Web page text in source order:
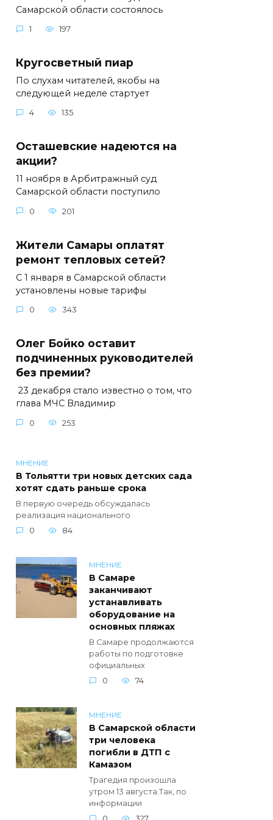
Самарской области состоялось
1 197
Кругосветный пиар
По слухам читателей, якобы на
следующей неделе стартует
4 135
Осташевские надеются на
акции?
11 ноября в Арбитражный суд
Самарской области поступило
0 201
Жители Самары оплатят
ремонт тепловых сетей?
С 1 января в Самарской области
установлены новые тарифы
0 343
Олег Бойко оставит
подчиненных руководителей
без премии?
23 декабря стало известно о том, что
глава МЧС Владимир
0 253
МНЕНИЕ
В Тольятти три новых детских сада
хотят сдать раньше срока
В первую очередь обсуждалась
реализация национального
0
84
МНЕНИЕ
В Самаре
заканчивают
устанавливать
оборудование на
основных пляжах
В Самаре продолжаются
работы по подготовке
официальных
0
74
МНЕНИЕ
В Самарской области
три человека
погибли в ДТП с
Камазом
Трагедия произошла
утром 13 августа.Так, по
информации